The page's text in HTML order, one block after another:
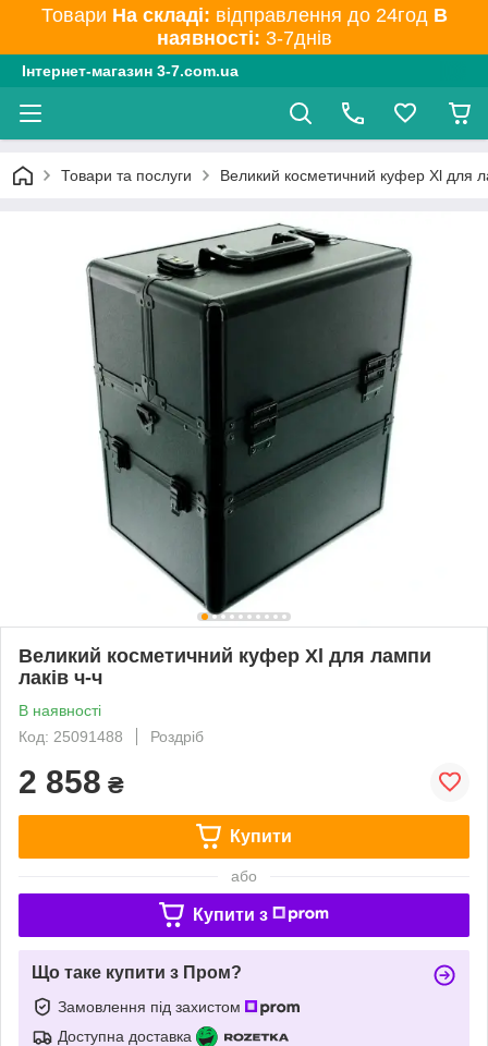
Товари На складі: відправлення до 24год В
наявності: 3-7днів
Інтернет-магазин 3-7.com.ua
Товари та послуги Великий косметичний куфер Xl для
Великий косметичний куфер Xl для лампи
лаків ч-ч
В наявності
Код: 25091488
Роздріб
2 858 ₴
Купити
або
Купити з
Що таке купити з Пром?
Замовлення під захистом
Доступна доставка